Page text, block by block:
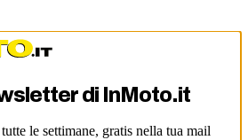
di InMoto.it
le settimane, gratis nella tua mail